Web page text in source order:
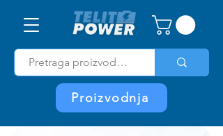
Proizvodnja
Baterijske lampe